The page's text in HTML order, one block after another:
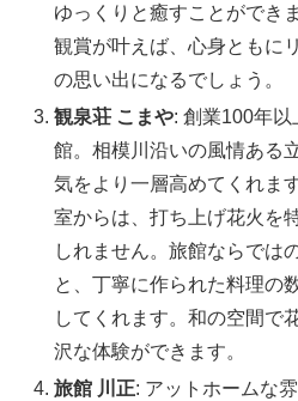
ゆっくりと癒すことができ
観賞が叶えば、心身ともに
の思い出になるでしょう。
観泉荘 こまや: 創業100年
館。相模川沿いの風情ある
気をより一層高めてくれま
室からは、打ち上げ花火を
しれません。旅館ならでは
と、丁寧に作られた料理の
してくれます。和の空間で
沢な体験ができます。
旅館 川正: アットホームな